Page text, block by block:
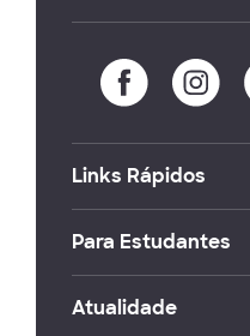
Links Rápidos
Para Estudantes
Atualidade